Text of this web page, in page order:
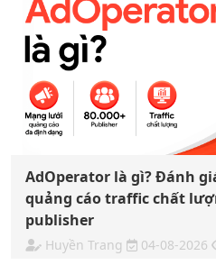
AdOperator là gì? Đánh
quảng cáo traffic chất
publisher
Huyền Trang 04-08-2026